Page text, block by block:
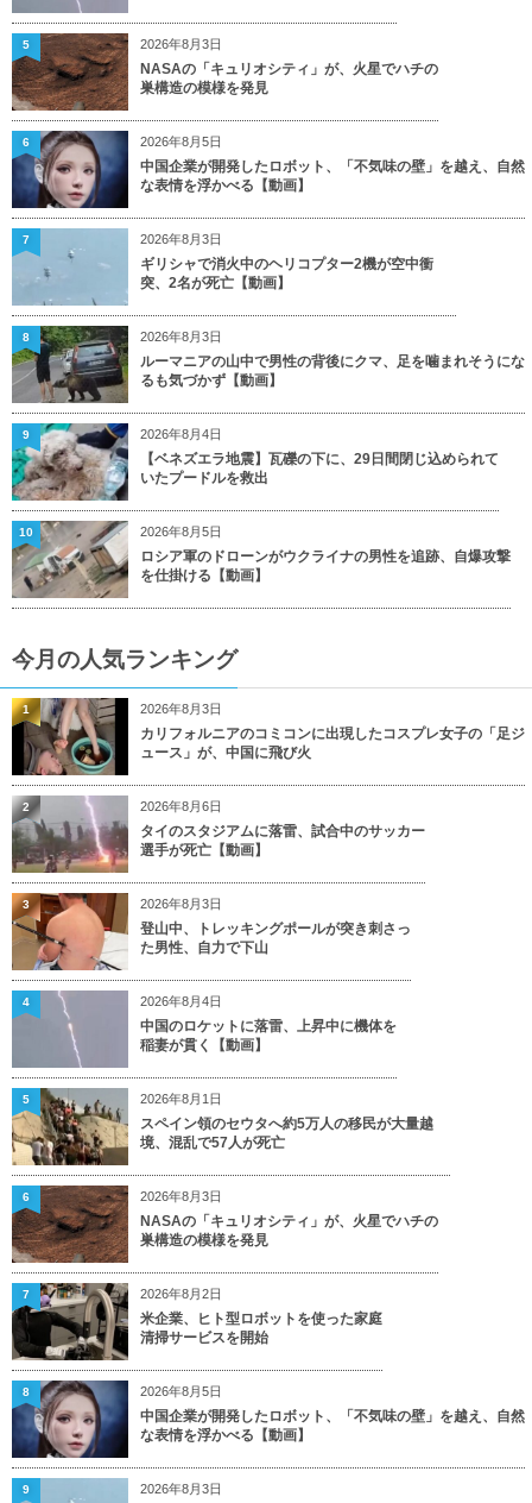
2026年8月3日
NASAの「キュリオシティ」が、火星でハチの
巣構造の模様を発見
5
2026年8月5日
中国企業が開発したロボット、「不気味の壁」を越え、自然
な表情を浮かべる【動画】
6
2026年8月3日
ギリシャで消火中のヘリコプター2機が空中衝
突、2名が死亡【動画】
7
2026年8月3日
ルーマニアの山中で男性の背後にクマ、足を噛まれそうにな
るも気づかず【動画】
8
2026年8月4日
【ベネズエラ地震】瓦礫の下に、29日間閉じ込められて
いたプードルを救出
9
2026年8月5日
ロシア軍のドローンがウクライナの男性を追跡、自爆攻撃
を仕掛ける【動画】
10
今月の人気ランキング
2026年8月3日
カリフォルニアのコミコンに出現したコスプレ女子の「足ジ
ュース」が、中国に飛び火
1
2026年8月6日
タイのスタジアムに落雷、試合中のサッカー
選手が死亡【動画】
2
2026年8月3日
登山中、トレッキングポールが突き刺さっ
た男性、自力で下山
3
2026年8月4日
中国のロケットに落雷、上昇中に機体を
稲妻が貫く【動画】
4
2026年8月1日
スペイン領のセウタへ約5万人の移民が大量越
境、混乱で57人が死亡
5
2026年8月3日
NASAの「キュリオシティ」が、火星でハチの
巣構造の模様を発見
6
2026年8月2日
米企業、ヒト型ロボットを使った家庭
清掃サービスを開始
7
2026年8月5日
中国企業が開発したロボット、「不気味の壁」を越え、自然
な表情を浮かべる【動画】
8
2026年8月3日
9